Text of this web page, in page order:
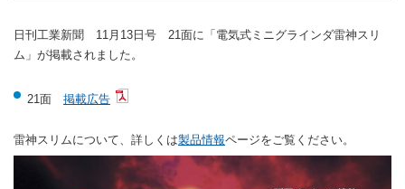
日刊工業新聞 11月13日号 21面に「電気式ミニグラインダ雷神スリ
ム」が掲載されました。
21面 掲載広告
雷神スリムについて、詳しくは製品情報ページをご覧ください。